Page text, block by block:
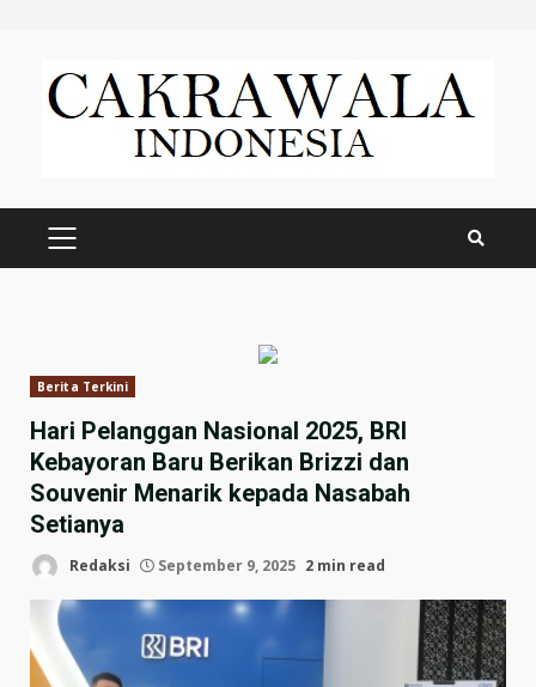
content
PRIMARY
Berita Terkini
Hari Pelanggan Nasional 2025, BRI
Kebayoran Baru Berikan Brizzi dan
Souvenir Menarik kepada Nasabah
Setianya
Redaksi September 9, 2025 2 min read